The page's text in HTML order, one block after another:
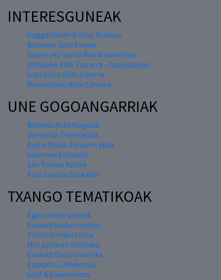
INTERESGUNEAK
Guggenheim Bilbao Museoa
Bizkaiko Zubi Esekia
Gasteizko Santa Maria katedrala
Bilbaoko Alde Zaharra - Zazpikaleak
Gasteizko alde zaharra
Donostiako Alde Zaharra
UNE GOGOANGARRIAK
Bilboko Aste Nagusia
Donostia Zinemaldia
Andre Maria Zuriaren jaiak
Gabonak Euskadin
San Tomas Azoka
Aste Santua Euskadin
TXANGO TEMATIKOAK
Egun osoko planak
Euskadi txakurrarekin
Turismo industriala
Hiri zuriaren ibilbidea
Euskadi Gastronomika
Euskadi Confidential
Golf & Experiences